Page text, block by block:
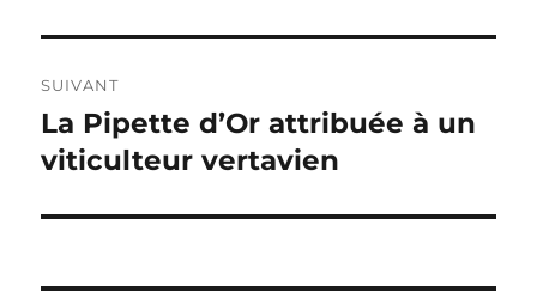
SUIVANT
Publication
suivante :
La Pipette d’Or attribuée à un
viticulteur vertavien